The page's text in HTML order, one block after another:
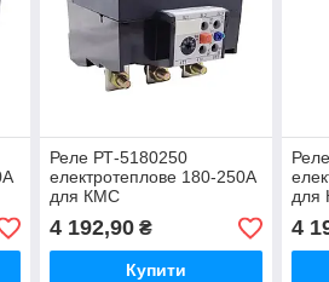
Реле РТ-5180250
електротеплове 180-250А
для КМС
4 192,90₴
Купити
для
4